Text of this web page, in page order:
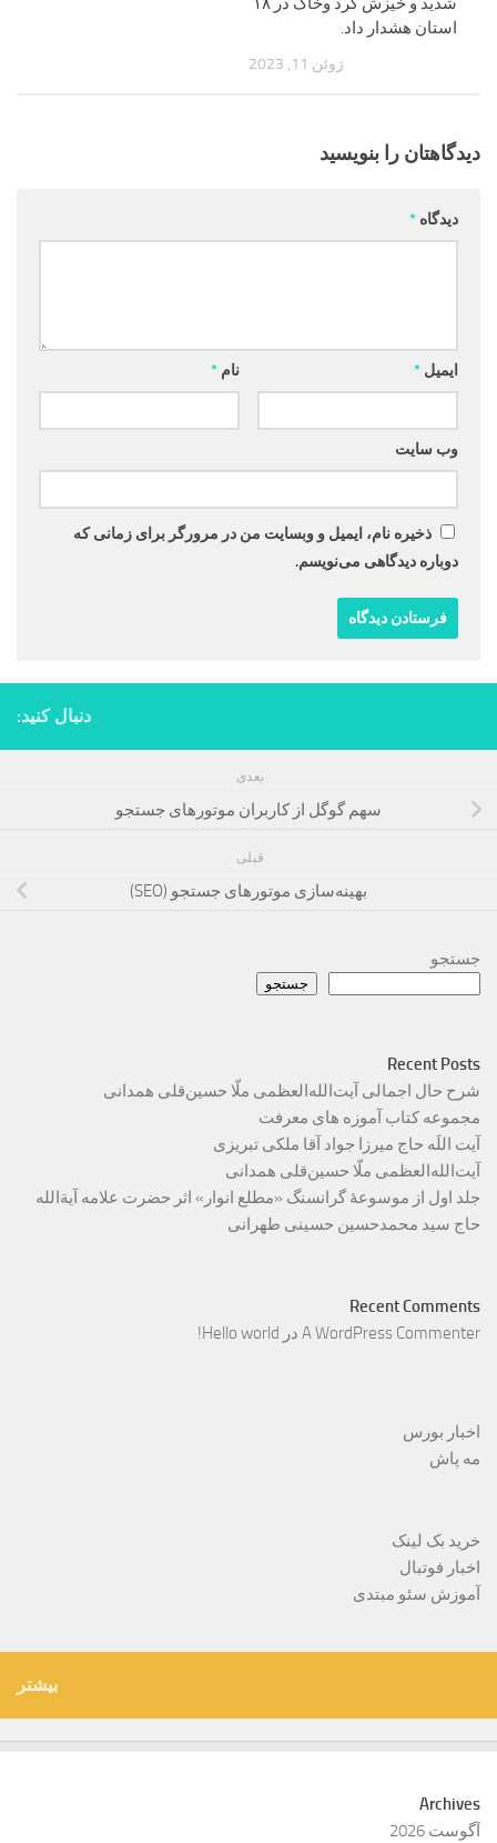
استان هشدار داد.
ژوئن 11, 2023
دیدگاهتان را بنویسید
دیدگاه *
نام * ایمیل *
وب‌ سایت
ذخیره نام، ایمیل و وبسایت من در مرورگر برای زمانی که
دوباره دیدگاهی می‌نویسم.
دنبال کنید:
بعدی
سهم گوگل از کاربران موتور‌‌های جستجو
قبلی
بهینه‌سازی موتورهای جستجو (SEO)
جستجو
جستجو
Recent Posts
شرح حال اجمالی آیت‌الله‌العظمی ملّا حسین‌قلی همدانی
مجموعه کتاب آموزه های معرفت
آیت اللَه حاج میرزا جواد آقا ملکی تبریزی
آیت‌الله‌العظمی ملّا حسین‌قلی همدانی
جلد اول از موسوعۀ گرانسنگ «مطلع انوار» اثر حضرت علامه آیة‌الله
حاج سید محمدحسین حسینی طهرانی
Recent Comments
A WordPress Commenter در Hello world!
اخبار بورس
مه پاش
خرید بک لینک
اخبار فوتبال
آموزش سئو مبتدی
بیشتر
Archives
آگوست 2026